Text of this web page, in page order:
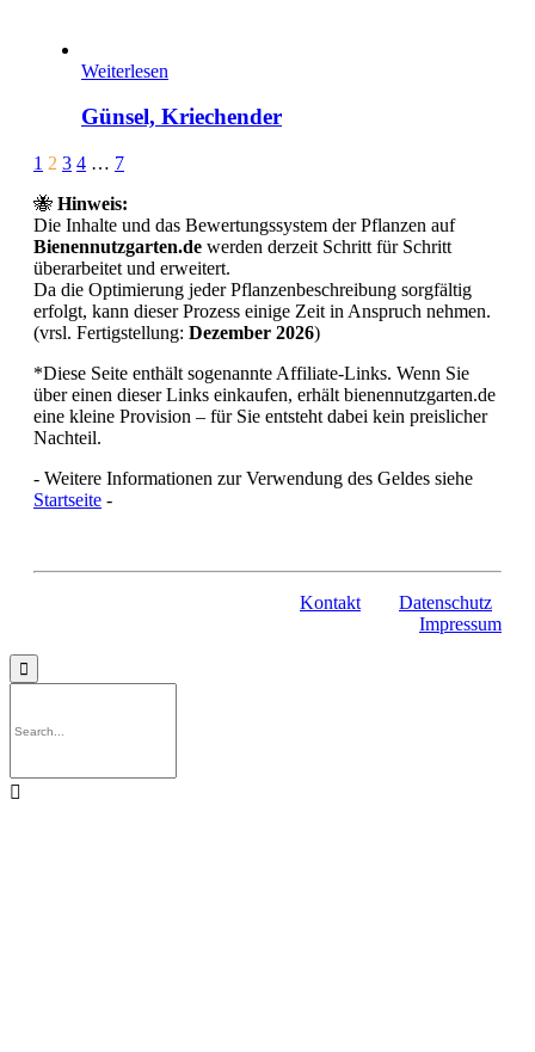
Weiterlesen
Günsel, Kriechender
Page
of
7
Prev
1 2 3 4 … 7Next
🐝 Hinweis:
Die Inhalte und das Bewertungssystem der Pflanzen auf
Bienennutzgarten.de werden derzeit Schritt für Schritt
überarbeitet und erweitert.
Da die Optimierung jeder Pflanzenbeschreibung sorgfältig
erfolgt, kann dieser Prozess einige Zeit in Anspruch nehmen.
(vrsl. Fertigstellung: Dezember 2026)
*Diese Seite enthält sogenannte Affiliate-Links. Wenn Sie
über einen dieser Links einkaufen, erhält bienennutzgarten.de
eine kleine Provision – für Sie entsteht dabei kein preislicher
Nachteil.
- Weitere Informationen zur Verwendung des Geldes siehe
Startseite -
Kontakt
Datenschutz
Impressum

